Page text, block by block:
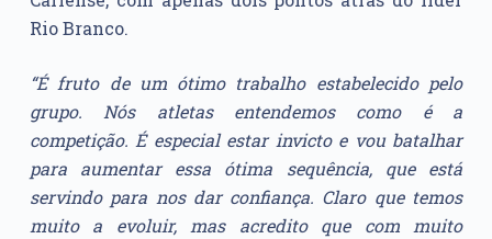
Rio Branco.
“É fruto de um ótimo trabalho estabelecido pelo
grupo. Nós atletas entendemos como é a
competição. É especial estar invicto e vou batalhar
para aumentar essa ótima sequência, que está
servindo para nos dar confiança. Claro que temos
muito a evoluir, mas acredito que com muito